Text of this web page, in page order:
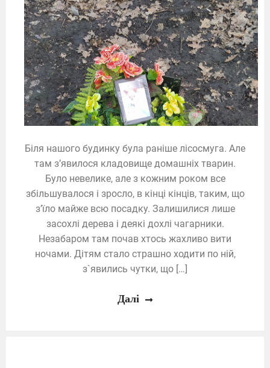
Біля нашого будинку була раніше лісосмуга. Але
там з’явилося кладовище домашніх тварин.
Було невелике, але з кожним роком все
збільшувалося і зросло, в кінці кінців, таким, що
з’їло майже всю посадку. Залишилися лише
засохлі дерева і деякі дохлі чагарники.
Незабаром там почав хтось жахливо вити
ночами. Дітям стало страшно ходити по ній,
з`явились чутки, що […]
Далі